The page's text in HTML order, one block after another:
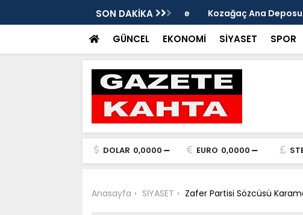
SON DAKİKA
Özbey'in acısı: 'Bu olay hepimize
Kozağaç Ana Deposu
projesinde önemli eşik aşıldı
GÜNCEL EKONOMİ SİYASET SPOR
DOLAR 0,0000 EURO 0,0000
Anasayfa SİYASET Zafer Partisi Sözcüsü